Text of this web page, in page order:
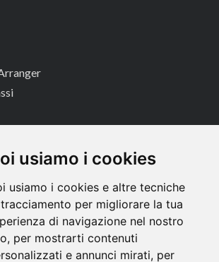
usiamo i cookies
usiamo i cookies e altre tecniche
per migliorare la tua
di navigazione nel nostro
per mostrarti contenuti
e annunci mirati, per
CONTATTACI